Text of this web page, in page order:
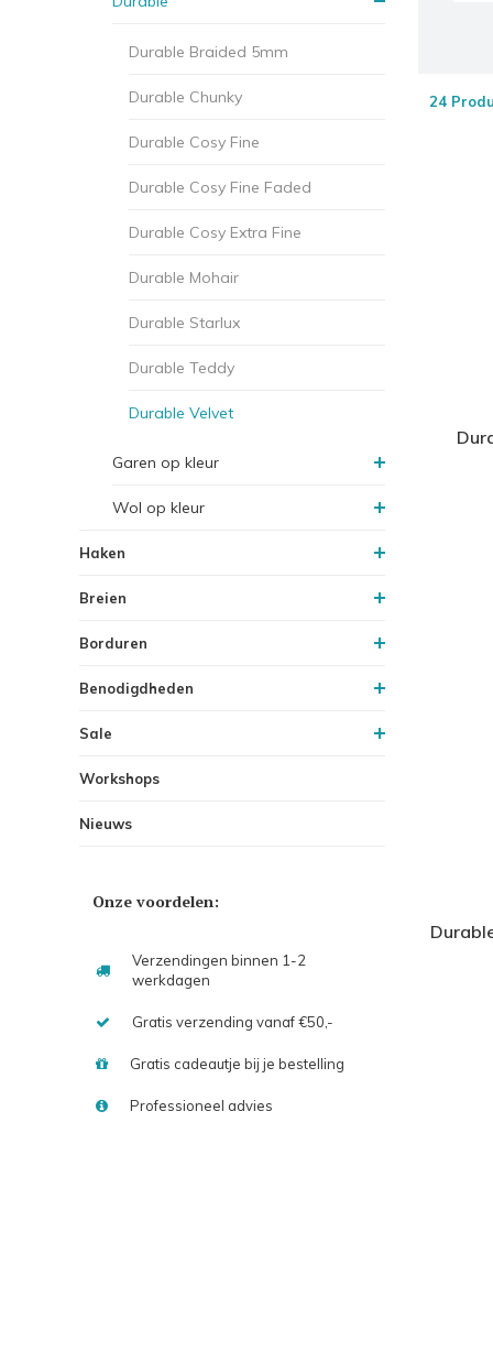
Durable Braided 5mm
Durable Chunky
Durable Cosy Fine
Durable Cosy Fine Faded
Durable Cosy Extra Fine
Durable Mohair
Durable Starlux
Durable Teddy
Durable Velvet
Garen op kleur
Wol op kleur
Haken
Breien
Borduren
Benodigdheden
Sale
Workshops
Nieuws
Onze voordelen:
Verzendingen binnen 1-2
werkdagen
Gratis verzending vanaf €50,-
Gratis cadeautje bij je bestelling
Professioneel advies
24